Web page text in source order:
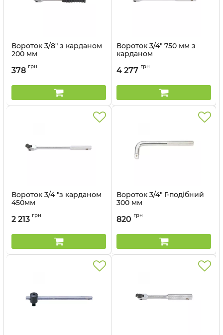
Вороток 3/8" з карданом
200 мм
378 грн
Вороток 3/4" 750 мм з
карданом
4 277 грн
Вороток 3/4 "з карданом
450мм
2 213 грн
Вороток 3/4" Г-подібний
300 мм
820 грн